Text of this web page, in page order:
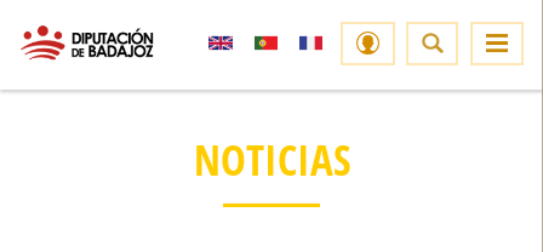
NOTICIAS